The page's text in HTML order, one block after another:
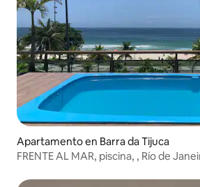
Apartamento en Barra da Tijuca
FRENTE AL MAR, piscina, , Río de